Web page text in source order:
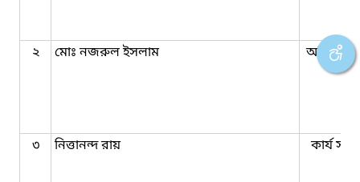
২ মোঃ নজরুল ইসলাম অফিস
৩ নিত্তানন্দ রায় কার্য